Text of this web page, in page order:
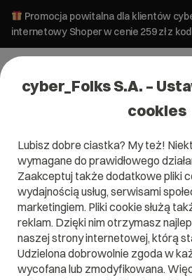
Promocja powitalna dla klientów
internetowy Shoper w cenie 259 zł z
10-12-
Od social media
własnego
Sprzedawaj i
więcej!
cyber_Folks S.A. –
cookies
Lubisz dobre ciastka? My też!
wymagane do prawidłowego
Zaakceptuj także dodatkowe pliki
wydajnością usług, serwisami
marketingiem. Pliki cookie służą
reklam. Dzięki nim otrzymasz
naszej strony internetowej, którą
Udzielona dobrowolnie zgoda w
wycofana lub zmodyfikowana.